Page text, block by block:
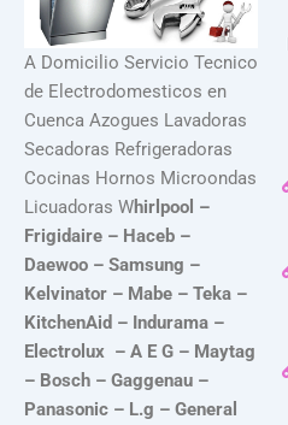
A Domicilio Servicio Tecnico
de Electrodomesticos en
Cuenca Azogues Lavadoras
Secadoras Refrigeradoras
Cocinas Hornos Microondas
Licuadoras Whirlpool –
Frigidaire – Haceb –
Daewoo – Samsung –
Kelvinator – Mabe – Teka –
KitchenAid – Indurama –
Electrolux – A E G – Maytag
– Bosch – Gaggenau –
Panasonic – L.g – General